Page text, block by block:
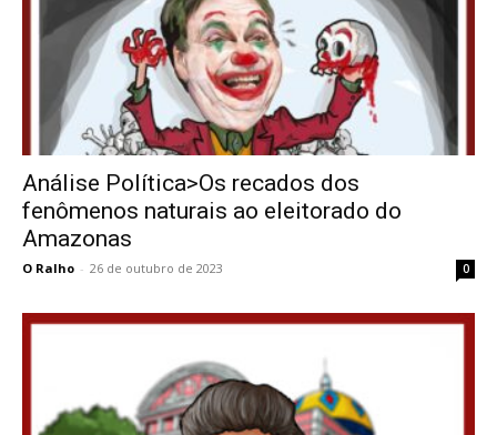
Análise Política>Os recados dos
fenômenos naturais ao eleitorado do
Amazonas
O Ralho - 26 de outubro de 2023 0